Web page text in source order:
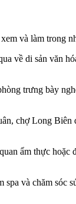
và làm trong
về di sản văn
trưng bày
chợ Long
ẩm thực hoặc
và chăm sóc